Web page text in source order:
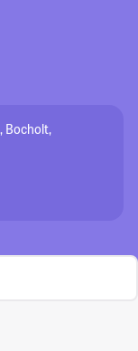
Bocholt,